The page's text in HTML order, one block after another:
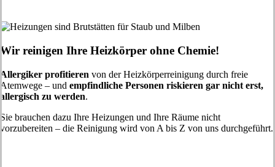
Wir reinigen Ihre Heizkörper ohne Chemie!
Allergiker profitieren von der Heizkörperreinigung durch freie
Atemwege – und empfindliche Personen riskieren gar nicht erst,
allergisch zu werden.
Sie brauchen dazu Ihre Heizungen und Ihre Räume nicht
vorzubereiten – die Reinigung wird von A bis Z von uns durchgeführt.